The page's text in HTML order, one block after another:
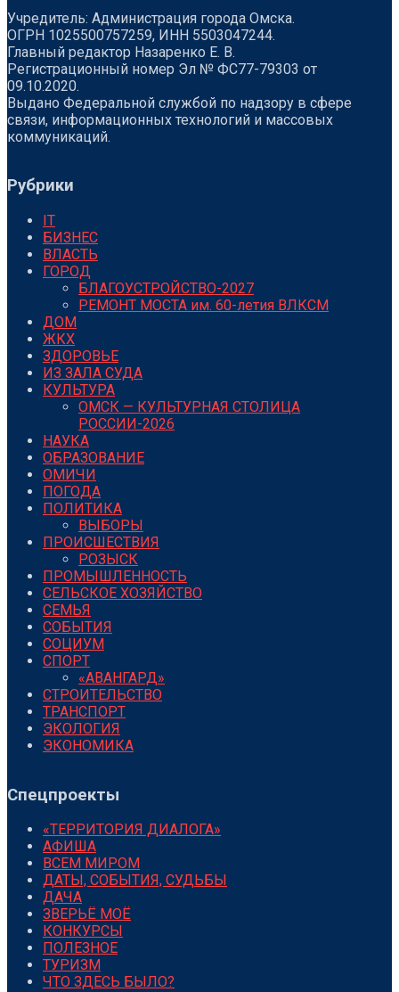
Учредитель: Администрация города Омска.
ОГРН 1025500757259, ИНН 5503047244.
Главный редактор Назаренко Е. В.
Регистрационный номер Эл № ФС77-79303 от
09.10.2020.
Выдано Федеральной службой по надзору в сфере
связи, информационных технологий и массовых
коммуникаций.
Рубрики
IT
БИЗНЕС
ВЛАСТЬ
ГОРОД
БЛАГОУСТРОЙСТВО-2027
РЕМОНТ МОСТА им. 60-летия ВЛКСМ
ДОМ
ЖКХ
ЗДОРОВЬЕ
ИЗ ЗАЛА СУДА
КУЛЬТУРА
ОМСК — КУЛЬТУРНАЯ СТОЛИЦА
РОССИИ-2026
НАУКА
ОБРАЗОВАНИЕ
ОМИЧИ
ПОГОДА
ПОЛИТИКА
ВЫБОРЫ
ПРОИСШЕСТВИЯ
РОЗЫСК
ПРОМЫШЛЕННОСТЬ
СЕЛЬСКОЕ ХОЗЯЙСТВО
СЕМЬЯ
СОБЫТИЯ
СОЦИУМ
СПОРТ
«АВАНГАРД»
СТРОИТЕЛЬСТВО
ТРАНСПОРТ
ЭКОЛОГИЯ
ЭКОНОМИКА
Спецпроекты
«ТЕРРИТОРИЯ ДИАЛОГА»
АФИША
ВСЕМ МИРОМ
ДАТЫ, СОБЫТИЯ, СУДЬБЫ
ДАЧА
ЗВЕРЬЁ МОЁ
КОНКУРСЫ
ПОЛЕЗНОЕ
ТУРИЗМ
ЧТО ЗДЕСЬ БЫЛО?